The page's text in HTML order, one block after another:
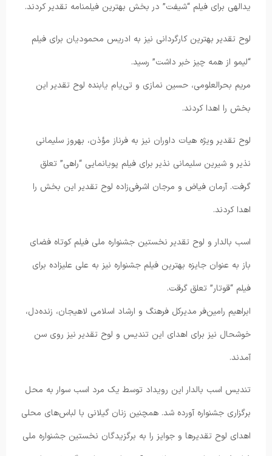
یدالهی برای فیلم “شیفت” در بخش بهترین فیلمنامه تقدیر کردند.
لوح تقدیر بهترین کارگردانی نیز به ادریس محمودیان برای فیلم
“لیمو از همه چیز خبر داشت” رسید.
مریم بحر‌العلومی، حسین نمازی و تی‌یام یابنده لوح تقدیر این
بخش را اهدا کردند.
لوح تقدیر ویژه هیات داوران نیز به فرناز مؤذن، بهروز سلیمانی
نذیر و شیرین سلیمانی نذیر برای فیلم پویانمایی “راهی” تعلق
گرفت. آرمان فیاض و مرجان اشرفی‌زاده لوح تقدیر این بخش را
اهدا کردند.
اسب بالدار و لوح تقدیر نخستین جشنواره ملی فیلم کوتاه فضای
باز به عنوان جایزه بهترین فیلم جشنواره نیز به علی علیزاده برای
فیلم “قوتار” تعلق گرقت.
ابراهیم رامین‌فر مدیرکل فرهنگ و ارشاد اسلامی لاهیجان، زنده‌دل،
خوشحال نیز برای اهدای این تندیس و لوح تقدیر نیز روی سن
آمدند.
تندیس اسب بالدار این رویداد توسط یک مرد اسب سوار به محل
برگزاری جشنواره آورده شد. همچنین زنان گیلانی با لباس‌های محلی
اهدای لوح تقدیر‌ها و جوایز را به برگزیدگان نخستین جشنواره ملی